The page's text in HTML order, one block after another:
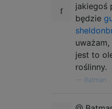
jakiegoś
będzie
jest to
roślinny.
Batman